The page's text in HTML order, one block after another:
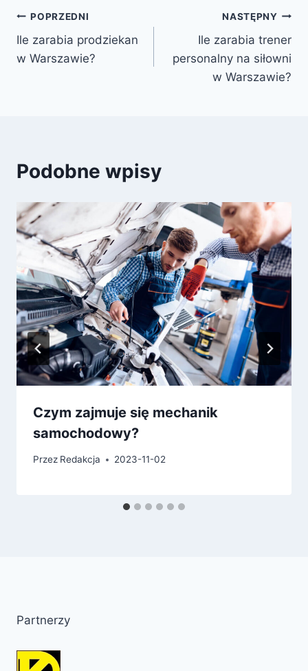
Nawigacja
wpisu
POPRZEDNI
Ile zarabia prodziekan
w Warszawie?
NASTĘPNY
Ile zarabia trener
personalny na siłowni
w Warszawie?
Podobne wpisy
Czym zajmuje się mechanik
samochodowy?
Przez Redakcja 2023-11-02
Partnerzy